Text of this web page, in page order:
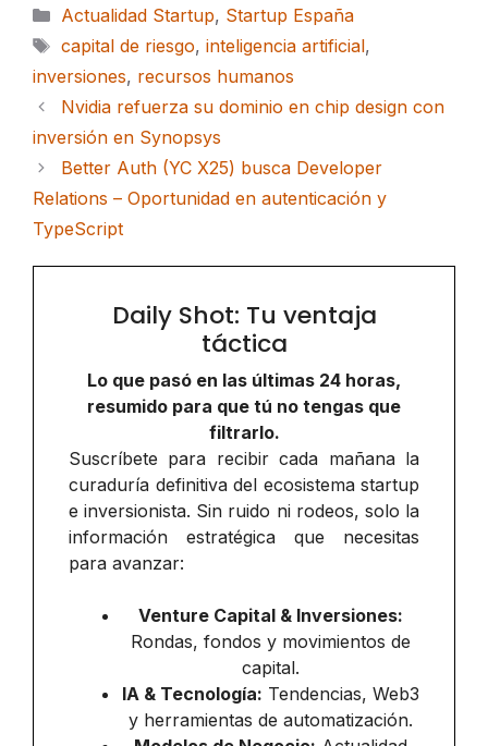
Categorías
Actualidad Startup, Startup España
Etiquetas
capital de riesgo, inteligencia artificial,
inversiones, recursos humanos
Nvidia refuerza su dominio en chip design con
inversión en Synopsys
Better Auth (YC X25) busca Developer
Relations – Oportunidad en autenticación y
TypeScript
Daily Shot: Tu ventaja
táctica
Lo que pasó en las últimas 24 horas,
resumido para que tú no tengas que
filtrarlo.
Suscríbete para recibir cada mañana la
curaduría definitiva del ecosistema startup
e inversionista. Sin ruido ni rodeos, solo la
información estratégica que necesitas
para avanzar:
Venture Capital & Inversiones:
Rondas, fondos y movimientos de
capital.
IA & Tecnología: Tendencias, Web3
y herramientas de automatización.